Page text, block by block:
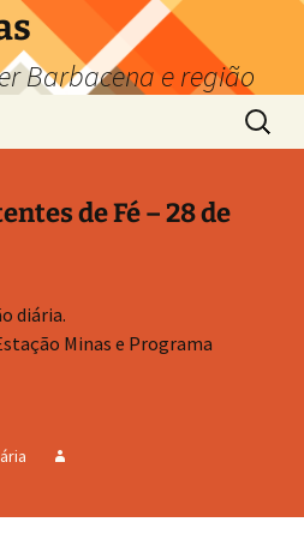
Barbacena e região
por:
de Fé – 28 de
diária.
Minas e Programa